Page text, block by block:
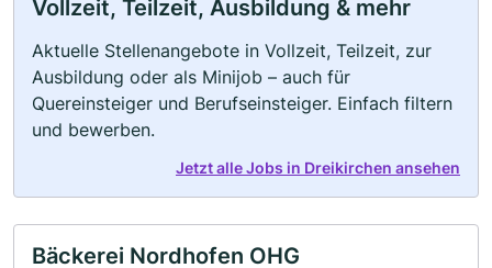
Vollzeit, Teilzeit, Ausbildung & mehr
Aktuelle Stellenangebote in Vollzeit, Teilzeit, zur
Ausbildung oder als Minijob – auch für
Quereinsteiger und Berufseinsteiger. Einfach filtern
und bewerben.
Jetzt alle Jobs in Dreikirchen ansehen
Bäckerei Nordhofen OHG